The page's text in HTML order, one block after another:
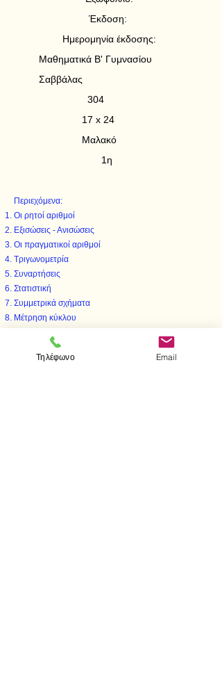
Έκδοση:
Ημερομηνία έκδοσης:
Μαθηματικά Β' Γυμνασίου
Σαββάλας
304
17 x 24
Μαλακό
1η
Περιεχόμενα:
Οι ρητοί αριθμοί
Εξισώσεις - Ανισώσεις
Οι πραγματικοί αριθμοί
Τριγωνομετρία
Συναρτήσεις
Στατιστική
Συμμετρικά σχήματα
Μέτρηση κύκλου
Τηλέφωνο Email